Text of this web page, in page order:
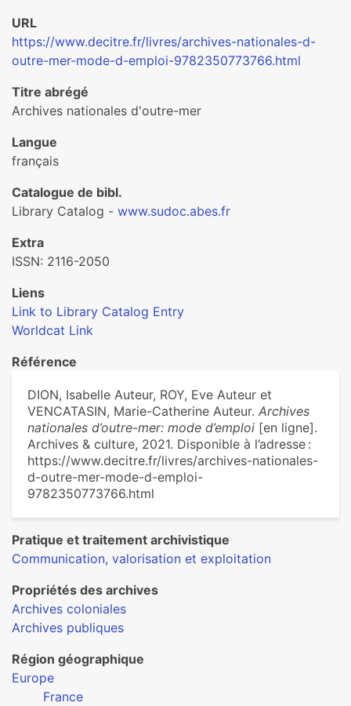
URL
https://www.decitre.fr/livres/archives-nationales-d-
outre-mer-mode-d-emploi-9782350773766.html
Titre abrégé
Archives nationales d'outre-mer
Langue
français
Catalogue de bibl.
Library Catalog - www.sudoc.abes.fr
Extra
ISSN: 2116-2050
Liens
Link to Library Catalog Entry
Worldcat Link
Référence
DION, Isabelle Auteur, ROY, Eve Auteur et
VENCATASIN, Marie-Catherine Auteur. Archives
nationales d’outre-mer: mode d’emploi [en ligne].
Archives & culture, 2021. Disponible à l’adresse :
https://www.decitre.fr/livres/archives-nationales-
d-outre-mer-mode-d-emploi-
9782350773766.html
Pratique et traitement archivistique
Communication, valorisation et exploitation
Propriétés des archives
Archives coloniales
Archives publiques
Région géographique
Europe
France